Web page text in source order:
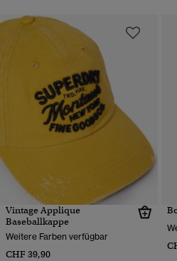
Vintage Applique
Baseballkappe
Weitere Farben verfügbar
CHF 39,90